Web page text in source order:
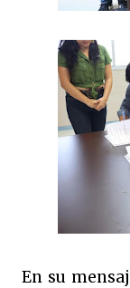
En su